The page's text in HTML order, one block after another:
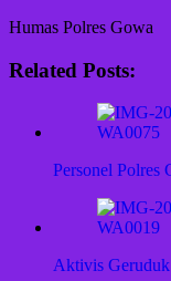
Humas Polres Gowa
Related Posts:
Personel
Aktivis